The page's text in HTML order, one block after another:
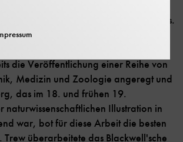
erlangte durch Verbindungen nach
von dem Werk Elizabeth Blackwells.
heute im Besitz der
Erlangen befindliche Sammlungen
die Veröffentlichung einer Reihe von
Medizin und Zoologie angeregt und
das im 18. und frühen 19.
naturwissenschaftlichen Illustration in
war, bot für diese Arbeit die besten
Trew überarbeitete das Blackwell'sche